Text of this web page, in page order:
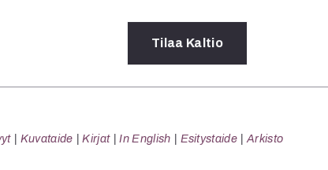
Tilaa Kaltio
Kuvataide Kirjat In English Esitystaide Arkisto